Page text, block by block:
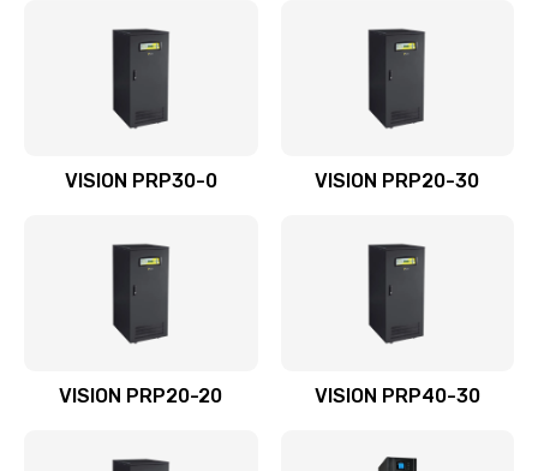
VISION PRP30-0 VISION PRP20-30
VISION PRP20-20 VISION PRP40-30